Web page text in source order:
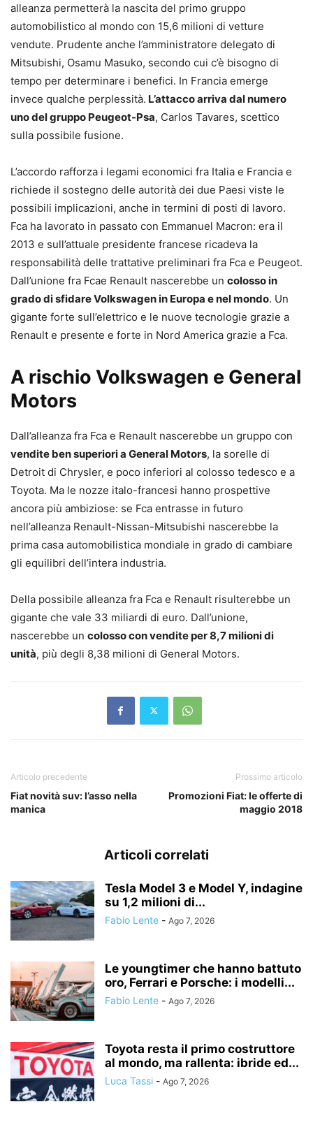
alleanza permetterà la nascita del primo gruppo
automobilistico al mondo con 15,6 milioni di vetture
vendute. Prudente anche l’amministratore delegato di
Mitsubishi, Osamu Masuko, secondo cui c’è bisogno di
tempo per determinare i benefici. In Francia emerge
invece qualche perplessità. L’attacco arriva dal numero
uno del gruppo Peugeot-Psa, Carlos Tavares, scettico
sulla possibile fusione.
L’accordo rafforza i legami economici fra Italia e Francia e
richiede il sostegno delle autorità dei due Paesi viste le
possibili implicazioni, anche in termini di posti di lavoro.
Fca ha lavorato in passato con Emmanuel Macron: era il
2013 e sull’attuale presidente francese ricadeva la
responsabilità delle trattative preliminari fra Fca e Peugeot.
Dall’unione fra Fcae Renault nascerebbe un colosso in
grado di sfidare Volkswagen in Europa e nel mondo. Un
gigante forte sull’elettrico e le nuove tecnologie grazie a
Renault e presente e forte in Nord America grazie a Fca.
A rischio Volkswagen e General
Motors
Dall’alleanza fra Fca e Renault nascerebbe un gruppo con
vendite ben superiori a General Motors, la sorelle di
Detroit di Chrysler, e poco inferiori al colosso tedesco e a
Toyota. Ma le nozze italo-francesi hanno prospettive
ancora più ambiziose: se Fca entrasse in futuro
nell’alleanza Renault-Nissan-Mitsubishi nascerebbe la
prima casa automobilistica mondiale in grado di cambiare
gli equilibri dell’intera industria.
Della possibile alleanza fra Fca e Renault risulterebbe un
gigante che vale 33 miliardi di euro. Dall’unione,
nascerebbe un colosso con vendite per 8,7 milioni di
unità, più degli 8,38 milioni di General Motors.
Articolo precedente
Fiat novità suv: l’asso nella
manica
Prossimo articolo
Promozioni Fiat: le offerte di
maggio 2018
Articoli correlati
Tesla Model 3 e Model Y, indagine
su 1,2 milioni di...
Fabio Lente - Ago 7, 2026
Le youngtimer che hanno battuto
oro, Ferrari e Porsche: i modelli...
Fabio Lente - Ago 7, 2026
Toyota resta il primo costruttore
al mondo, ma rallenta: ibride ed...
Luca Tassi - Ago 7, 2026